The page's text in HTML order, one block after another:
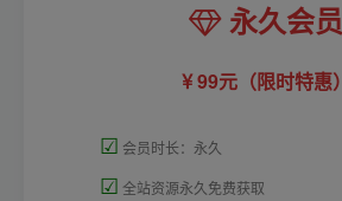
永久会员
99元（限时特惠）
☑ 会员时长：永久
☑ 全站资源永久免费获取